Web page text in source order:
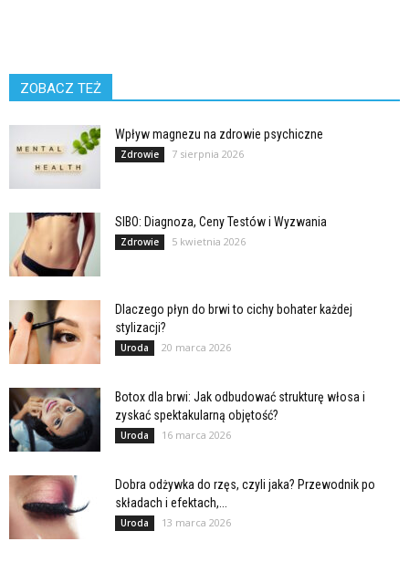
ZOBACZ TEŻ
Wpływ magnezu na zdrowie psychiczne
Zdrowie 7 sierpnia 2026
SIBO: Diagnoza, Ceny Testów i Wyzwania
Zdrowie 5 kwietnia 2026
Dlaczego płyn do brwi to cichy bohater każdej
stylizacji?
Uroda 20 marca 2026
Botox dla brwi: Jak odbudować strukturę włosa i
zyskać spektakularną objętość?
Uroda 16 marca 2026
Dobra odżywka do rzęs, czyli jaka? Przewodnik po
składach i efektach,...
Uroda 13 marca 2026